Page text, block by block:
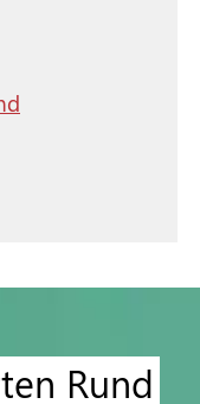
Im
für dieRund